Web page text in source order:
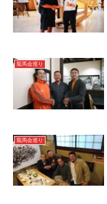
龍馬会巡り
龍馬会巡り